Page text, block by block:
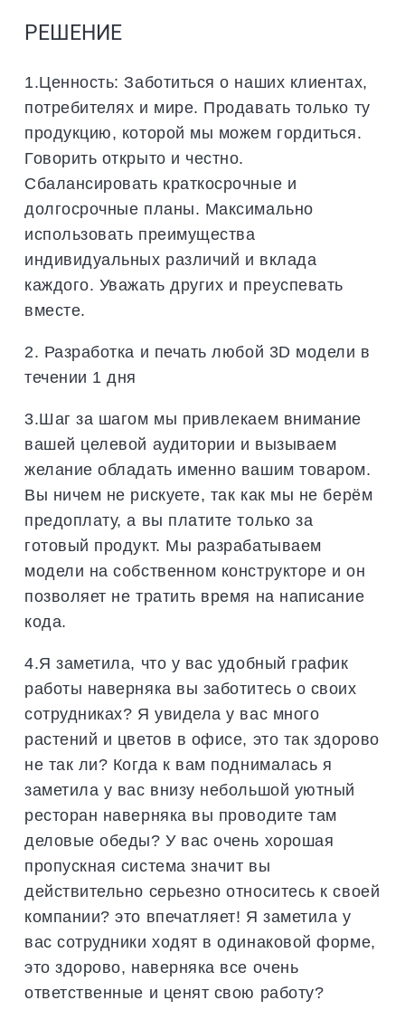
РЕШЕНИЕ
1.Ценность: Заботиться о наших клиентах,
потребителях и мире. Продавать только ту
продукцию, которой мы можем гордиться.
Говорить открыто и честно.
Сбалансировать краткосрочные и
долгосрочные планы. Максимально
использовать преимущества
индивидуальных различий и вклада
каждого. Уважать других и преуспевать
вместе.
2. Разработка и печать любой 3D модели в
течении 1 дня
3.Шаг за шагом мы привлекаем внимание
вашей целевой аудитории и вызываем
желание обладать именно вашим товаром.
Вы ничем не рискуете, так как мы не берём
предоплату, а вы платите только за
готовый продукт. Мы разрабатываем
модели на собственном конструкторе и он
позволяет не тратить время на написание
кода.
4.Я заметила, что у вас удобный график
работы наверняка вы заботитесь о своих
сотрудниках? Я увидела у вас много
растений и цветов в офисе, это так здорово
не так ли? Когда к вам поднималась я
заметила у вас внизу небольшой уютный
ресторан наверняка вы проводите там
деловые обеды? У вас очень хорошая
пропускная система значит вы
действительно серьезно относитесь к своей
компании? это впечатляет! Я заметила у
вас сотрудники ходят в одинаковой форме,
это здорово, наверняка все очень
ответственные и ценят свою работу?